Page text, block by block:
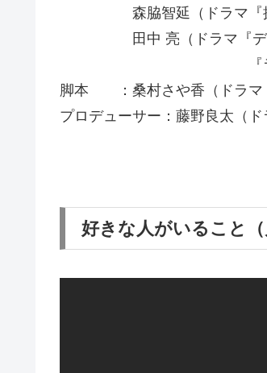
森脇智延（ドラマ『探偵
田中 亮（ドラマ『ディア
『ラスト・シ
脚本 ：桑村さや香（ドラマ
プロデューサー：藤野良太（
好きな人がいること